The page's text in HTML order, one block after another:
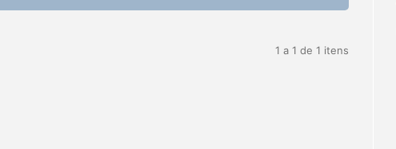
1 a 1 de 1 itens